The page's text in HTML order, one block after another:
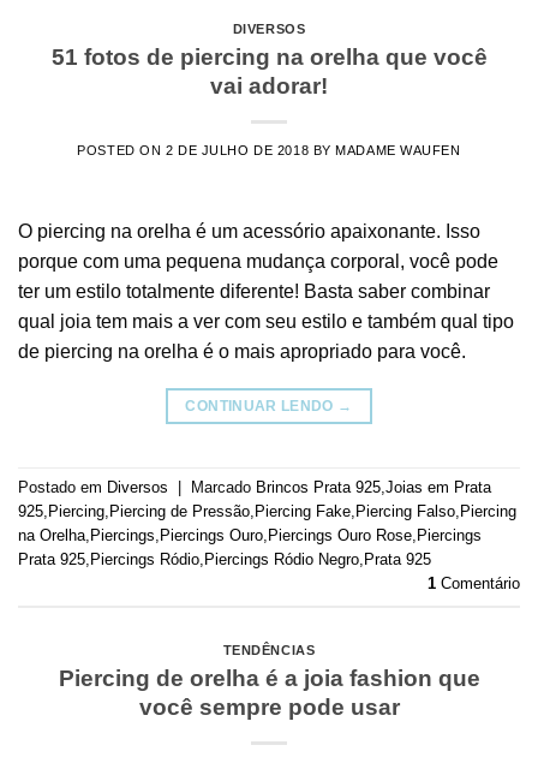
DIVERSOS
51 fotos de piercing na orelha que você
vai adorar!
POSTED ON 2 DE JULHO DE 2018 BYMADAME WAUFEN
O piercing na orelha é um acessório apaixonante. Isso
porque com uma pequena mudança corporal, você pode
ter um estilo totalmente diferente! Basta saber combinar
qual joia tem mais a ver com seu estilo e também qual tipo
de piercing na orelha é o mais apropriado para você.
CONTINUAR LENDO →
Postado em Diversos Marcado Brincos Prata 925,Joias em Prata
925, Piercing, Piercing de Pressão, Piercing Fake, Piercing Falso, Piercing
na Orelha, Piercings, Piercings Ouro, Piercings Ouro Rose, Piercings
Prata 925, Piercings Ródio, Piercings Ródio Negro, Prata 925
1 Comentário
TENDÊNCIAS
Piercing de orelha é a joia fashion que
você sempre pode usar